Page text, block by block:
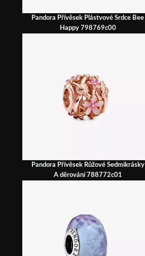
Pandora Přívěsek Plástvové Srdce Bee
Happy 798769c00
Pandora Přívěsek Růžové Sedmikrásky
A děrování 788772c01